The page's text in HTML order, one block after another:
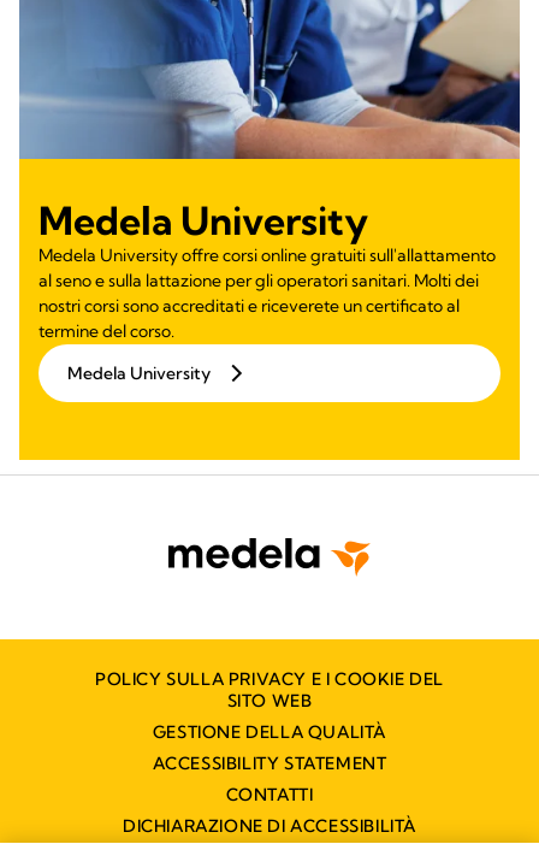
Medela University
Medela University offre corsi online gratuiti sull'allattamento
al seno e sulla lattazione per gli operatori sanitari. Molti dei
nostri corsi sono accreditati e riceverete un certificato al
termine del corso.
Medela University
POLICY SULLA PRIVACY E I COOKIE DEL
SITO WEB
GESTIONE DELLA QUALITÀ
ACCESSIBILITY STATEMENT
CONTATTI
DICHIARAZIONE DI ACCESSIBILITÀ